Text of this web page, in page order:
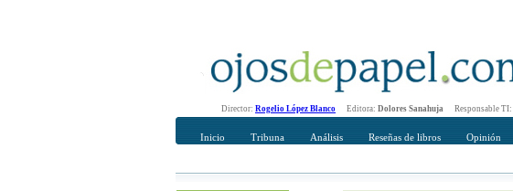
Director: Rogelio López Blanco Editora: Dolores Sanahuja Responsable TI:
Inicio Tribuna Análisis Reseñas de libros Opinión